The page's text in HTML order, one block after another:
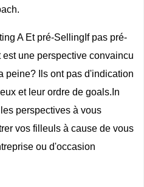
A Et pré-SellingIf pas pré-
une perspective convaincu
peine? Ils ont pas d'indication
et leur ordre de goals.In
perspectives à vous
vos filleuls à cause de vous
ou d'occasion